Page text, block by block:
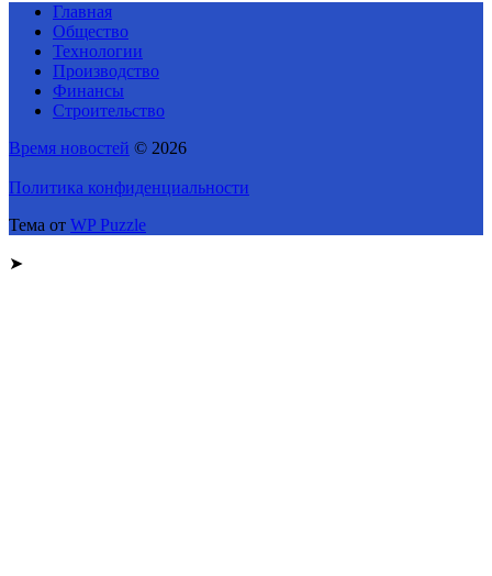
Главная
Общество
Технологии
Производство
Финансы
Строительство
Время новостей © 2026
Политика конфиденциальности
Тема от WP Puzzle
➤